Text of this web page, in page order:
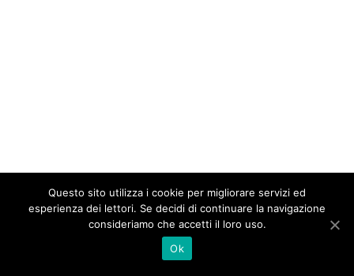
Questo sito utilizza i cookie per migliorare servizi ed
esperienza dei lettori. Se decidi di continuare la navigazione
consideriamo che accetti il loro uso.
Ok